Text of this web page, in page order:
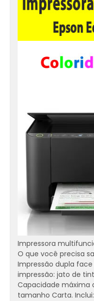
Impressora
O que você precisa
Impressão dupla
impressão: jato de
Capacidade máxima
tamanho Carta.